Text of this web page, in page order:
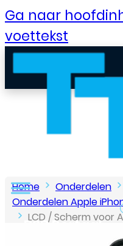
Ga naar
voettekst
B2B Portaal
Home Onderdelen
Onderdelen Apple
LCD / Scherm voor